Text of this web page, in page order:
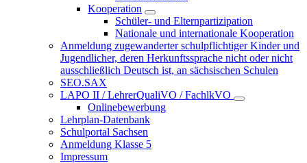
Kooperation
Schüler- und Elternpartizipation
Nationale und internationale Kooperation
Anmeldung zugewanderter schulpflichtiger Kinder und
Jugendlicher, deren Herkunftssprache nicht oder nicht
ausschließlich Deutsch ist, an sächsischen Schulen
SEO.SAX
LAPO II / LehrerQualiVO / FachlkVO
Onlinebewerbung
Lehrplan-Datenbank
Schulportal Sachsen
Anmeldung Klasse 5
Impressum